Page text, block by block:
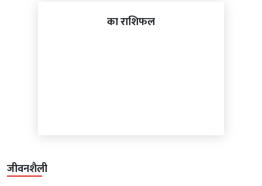
का राशिफल
जीवनशैली